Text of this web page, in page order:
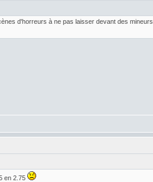
d'horreurs à ne pas laisser devant des mineurs.
en 2.75